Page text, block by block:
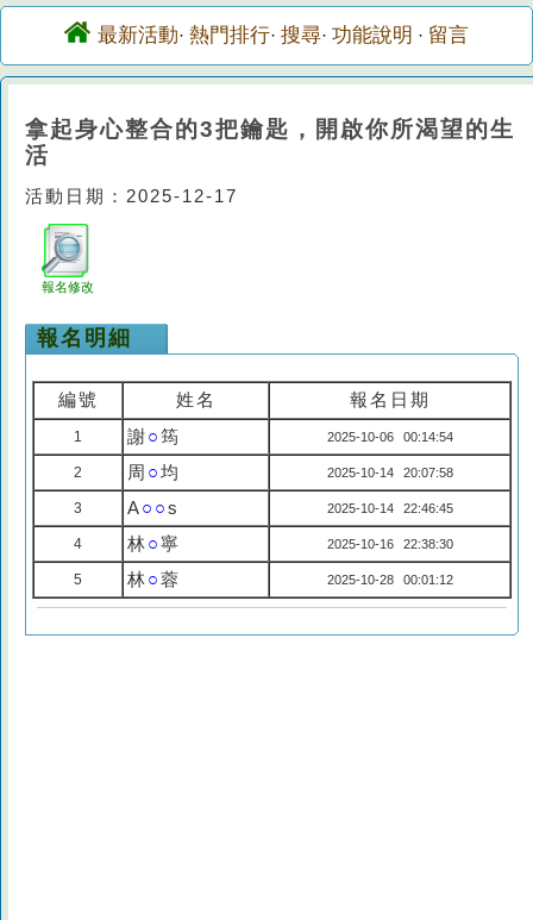
最新活動· 熱門排行· 搜尋· 功能說明 · 留言
拿起身心整合的3把鑰匙，開啟你所渴望的生
活
活動日期：2025-12-17
報名修改
報名明細
編號 姓名 報名日期
1 謝○筠 2025-10-06 00:14:54
2 周 ○均 2025-10-14 20:07:58
3 A○○s 2025-10-14 22:46:45
4 林○寧 2025-10-16 22:38:30
5 林○蓉 2025-10-28 00:01:12